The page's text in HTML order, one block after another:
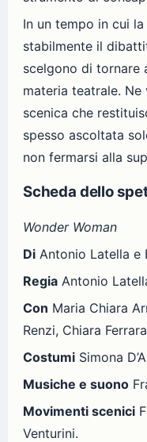
In un tempo in cui
stabilmente il
scelgono di tornare
materia teatrale. Ne
scenica che
spesso ascoltata
non fermarsi alla
Scheda dello
Wonder Woman
Di Antonio Latella e
Regia Antonio
Con Maria Chiara
Renzi, Chiara
Costumi Simona
Musiche e suono
Movimenti scenici
Venturini.